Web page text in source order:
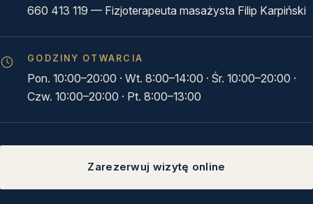
660 413 119 — Fizjoterapeuta masażysta Filip Karpiński
GODZINY OTWARCIA
Pon. 10:00–20:00 · Wt. 8:00–14:00 · Śr. 10:00–20:00 ·
Czw. 10:00–20:00 · Pt. 8:00–13:00
Zarezerwuj wizytę online